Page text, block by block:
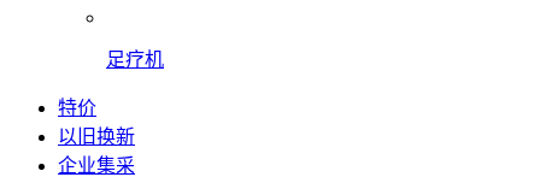
足疗机
特价
以旧换新
企业集采